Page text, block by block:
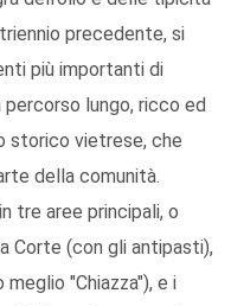
precedente, si
più importanti di
lungo, ricco ed
storico vietrese, che
della comunità.
tre aree principali, o
Corte (con gli antipasti),
"Chiazza"), e i